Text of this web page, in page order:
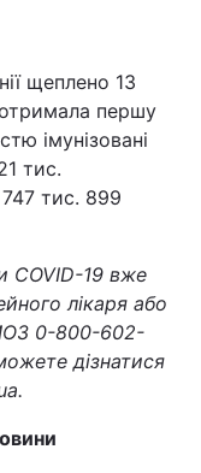
щеплено 13
першу
імунізовані
тис.
тис. 899
COVID-19 вже
лікаря або
0-800-602-
дізнатися